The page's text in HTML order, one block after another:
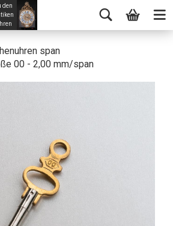
den
span
00 - 2,00 mm/span